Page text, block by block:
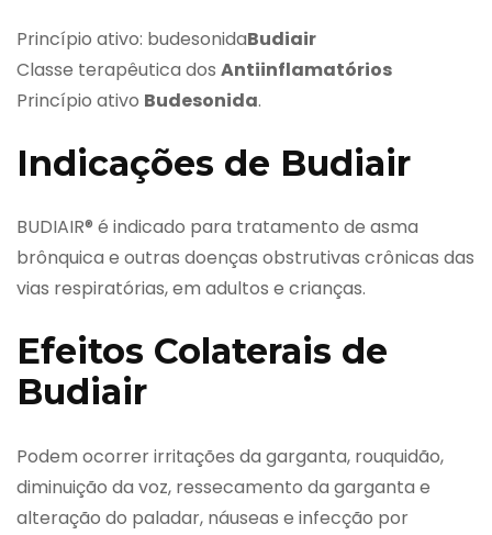
Princípio ativo: budesonidaBudiair
Classe terapêutica dos Antiinflamatórios
Princípio ativo Budesonida.
Indicações de Budiair
BUDIAIR® é indicado para tratamento de asma
brônquica e outras doenças obstrutivas crônicas das
vias respiratórias, em adultos e crianças.
Efeitos Colaterais de
Budiair
Podem ocorrer irritações da garganta, rouquidão,
diminuição da voz, ressecamento da garganta e
alteração do paladar, náuseas e infecção por